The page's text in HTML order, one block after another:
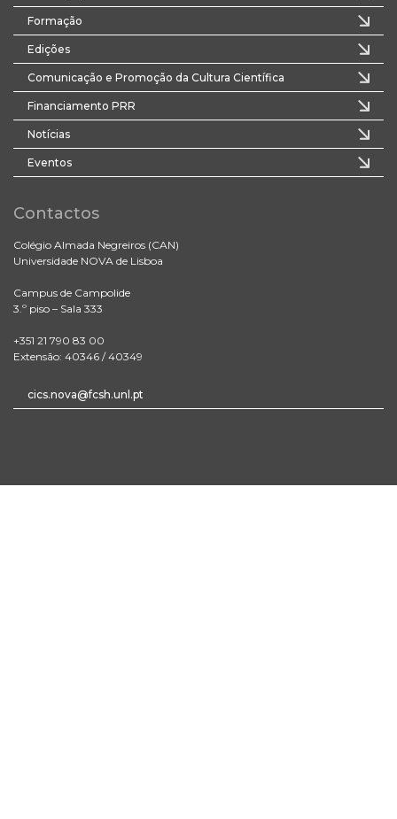
Formação
Edições
Comunicação e Promoção da Cultura Científica
Financiamento PRR
Notícias
Eventos
Contactos
Colégio Almada Negreiros (CAN)
Universidade NOVA de Lisboa
Campus de Campolide
3.º piso – Sala 333
+351 21 790 83 00
Extensão: 40346 / 40349
cics.nova@fcsh.unl.pt